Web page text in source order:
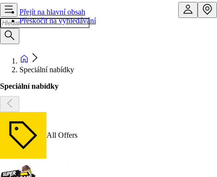
Přejít na hlavní obsah
Přeskočit na vyhledávání
Speciální nabídky
Speciální nabídky
All Offers